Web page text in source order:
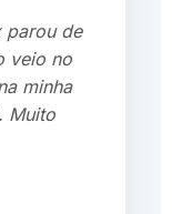
parou de
veio no
minha
Muito